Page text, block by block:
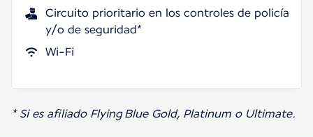
Circuito prioritario en los controles de policía
y/o de seguridad*
Wi-Fi
* Si es afiliado Flying Blue Gold, Platinum o Ultimate.